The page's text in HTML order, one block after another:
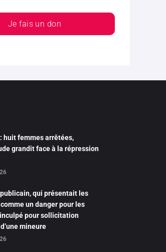
Je fais un don
huit femmes arrêtées,
grandit face à la répression
qui présentait les
un danger pour les
pour sollicitation
mineure